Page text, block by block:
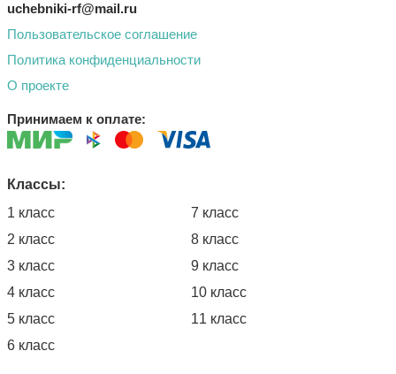
uchebniki-rf@mail.ru
Пользовательское соглашение
Политика конфиденциальности
О проекте
Принимаем к оплате:
Классы:
1 класс
2 класс
3 класс
4 класс
5 класс
6 класс
7 класс
8 класс
9 класс
10 класс
11 класс